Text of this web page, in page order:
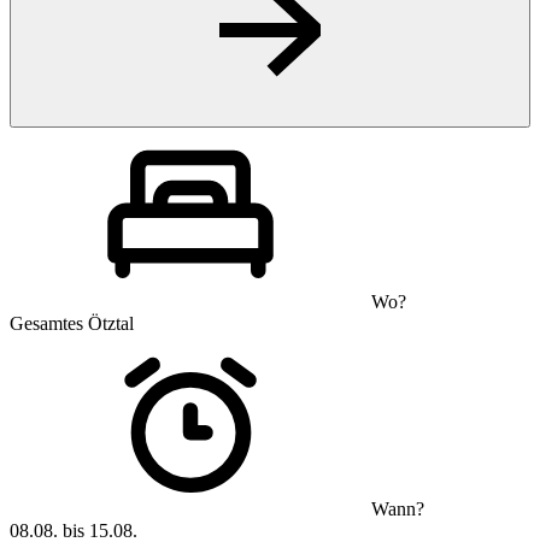
Wo?
Gesamtes Ötztal
Wann?
08.08. bis 15.08.